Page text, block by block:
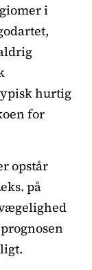
i
hurtig
for
opstår
på